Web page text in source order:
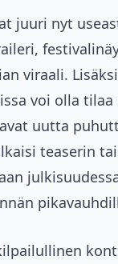
juuri nyt
viraali.
voi olla
uutta
teaserin